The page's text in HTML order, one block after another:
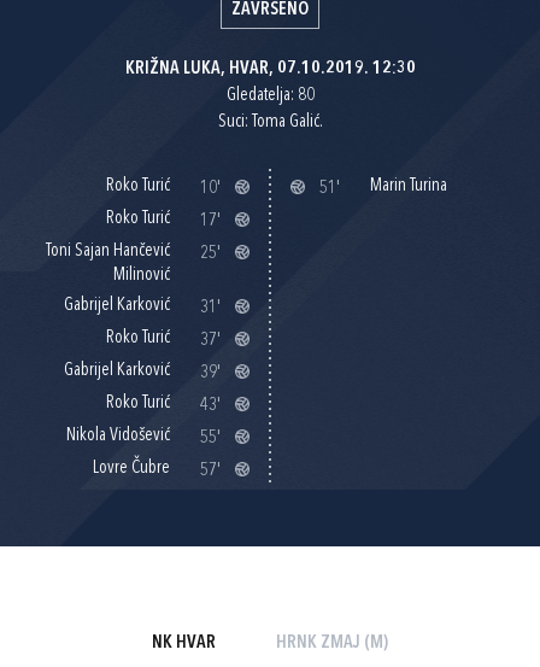
ZAVRŠENO
KRIŽNA LUKA, HVAR, 07.10.2019. 12:30
Gledatelja: 80
Suci: Toma Galić.
Roko Turić
10'
Roko Turić
17'
Toni Sajan Hančević
Milinović
25'
Gabrijel Karković
31'
Roko Turić
37'
Gabrijel Karković
39'
Roko Turić
43'
Nikola Vidošević
55'
Lovre Čubre
57'
51' Marin Turina
NK HVAR HRNK ZMAJ (M)